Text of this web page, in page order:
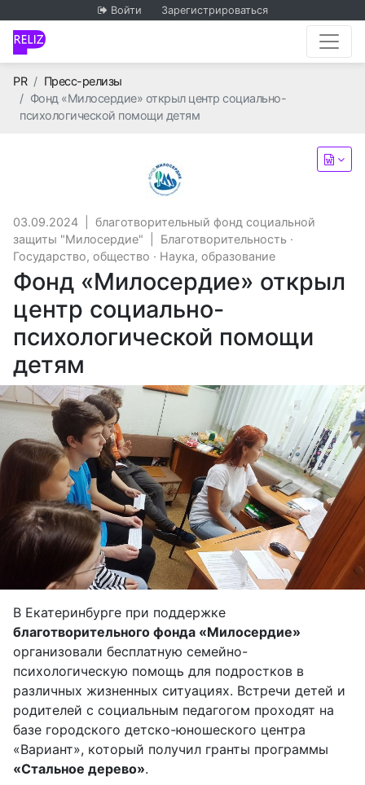
Войти Зарегистрироваться
PRГлавная
Пресс-релизы
Фонд «Милосердие» открыл центр социально-
психологической помощи детям
благотворительный фонд
03.09.2024
благотворительный фонд социальной
защиты "Милосердие"
Благотворительность ·
Государство, общество · Наука, образование
Фонд «Милосердие» открыл
центр социально-
психологической помощи
детям
В Екатеринбурге при поддержке
благотворительного фонда «Милосердие»
организовали бесплатную семейно-
психологическую помощь для подростков в
различных жизненных ситуациях. Встречи детей и
родителей с социальным педагогом проходят на
базе городского детско-юношеского центра
«Вариант», который получил гранты программы
«Стальное дерево».